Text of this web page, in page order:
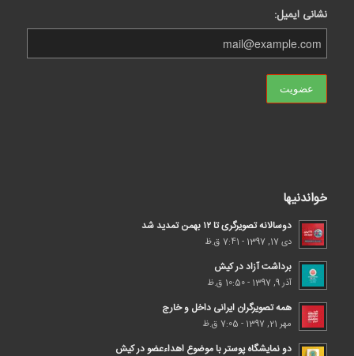
نشانی ایمیل:
خواندنیها
دوسالانه تصویرگری تا ۱۲ بهمن تمدید شد
دی 17, 1397 - 7:41 ق.ظ
برداشت آزاد در کیش
آذر 9, 1397 - 10:50 ق.ظ
همه تصویرگران ایرانی داخل و خارج
مهر 21, 1397 - 7:05 ق.ظ
دو نمایشگاه پوستر با موضوع اهداء‌عضو در کیش